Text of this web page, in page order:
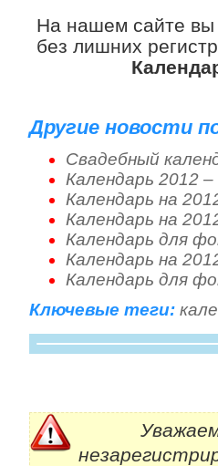
На нашем сайте вы
без лишних
Другие новости
Свадебный
Календарь 2012
Календарь на
Календарь на
Календарь для
Календарь на
Календарь для
Ключевые теги: